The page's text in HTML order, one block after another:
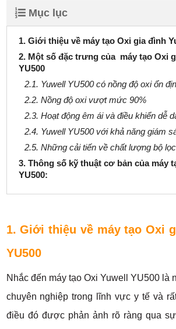
Mục lục
1. Giới thiệu về máy tạo Oxi gia đình
2. Một số đặc trưng của máy tạo Oxi
YU500
2.1. Yuwell YU500 có nồng độ oxi ổn
2.2. Nồng độ oxi vượt mức 90%
2.3. Hoạt động êm ái và điều khiển dễ
2.4. Yuwell YU500 với khả năng giám
2.5. Những cải tiến về chất lượng bộ lọc
3. Thông số kỹ thuật cơ bản của máy
YU500:
1. Giới thiệu về máy tạo Oxi
YU500
Nhắc đến máy tạo Oxi Yuwell YU500 là
chuyên nghiệp trong lĩnh vực y tế và
điều đó được phản ảnh rõ ràng qua